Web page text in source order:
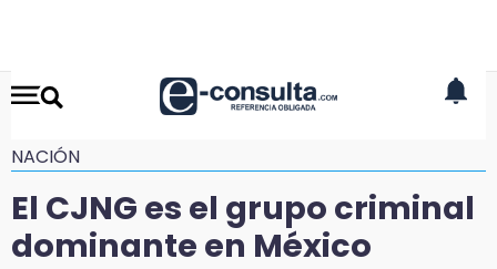
NACIÓN
El CJNG es el grupo criminal
dominante en México